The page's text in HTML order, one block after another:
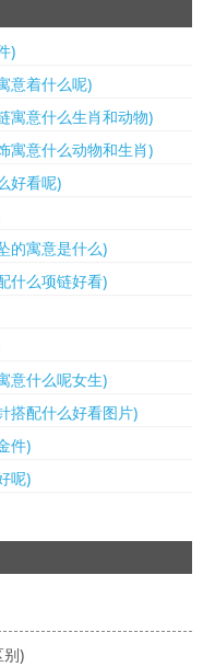
)
意着什么呢)
寓意什么生肖和动物)
寓意什么动物和生肖)
好看呢)
的寓意是什么)
什么项链好看)
意什么呢女生)
搭配什么好看图片)
件)
呢)
别)